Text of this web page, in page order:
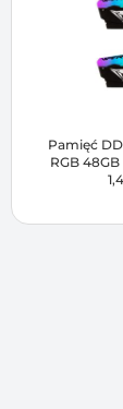
Pamięć
RGB